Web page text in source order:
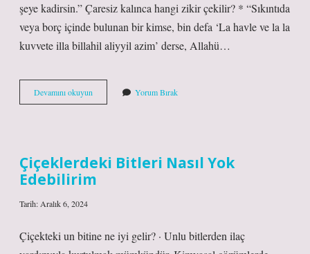
şeye kadirsin.” Çaresiz kalınca hangi zikir çekilir? * “Sıkıntıda
veya borç içinde bulunan bir kimse, bin defa ‘La havle ve la la
kuvvete illa billahil aliyyil azim’ derse, Allahü…
Devamını okuyun
Çaresiz
Yorum Bırak
Çiçeklerdeki Bitleri Nasıl Yok
Edebilirim
Tarih: Aralık 6, 2024
Çiçekteki un bitine ne iyi gelir? · Unlu bitlerden ilaç